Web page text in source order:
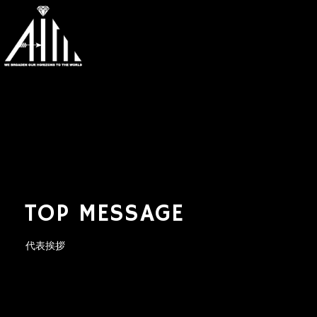
TOP MESSAGE
代表挨拶